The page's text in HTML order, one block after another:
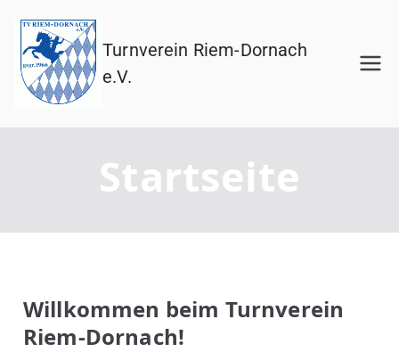
Turnverein Riem-Dornach
e.V.
Startseite
Willkommen beim Turnverein
Riem-Dornach!